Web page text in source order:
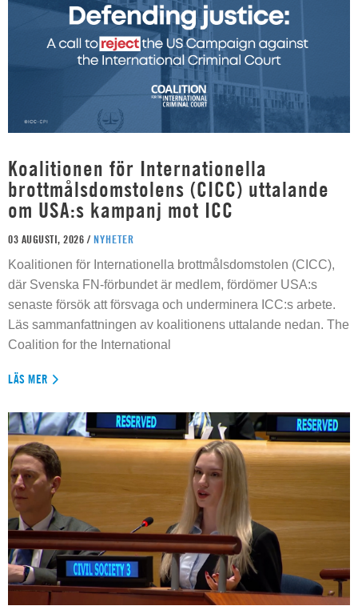
Koalitionen för Internationella
brottmålsdomstolens (CICC) uttalande
om USA:s kampanj mot ICC
03 AUGUSTI, 2026 / NYHETER
Koalitionen för Internationella brottmålsdomstolen (CICC),
där Svenska FN-förbundet är medlem, fördömer USA:s
senaste försök att försvaga och underminera ICC:s arbete.
Läs sammanfattningen av koalitionens uttalande nedan. The
Coalition for the International
LÄS MER